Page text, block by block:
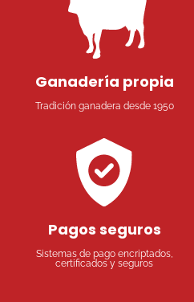
Ganadería propia
Tradición ganadera desde 1950
Pagos seguros
Sistemas de pago encriptados,
certificados y seguros